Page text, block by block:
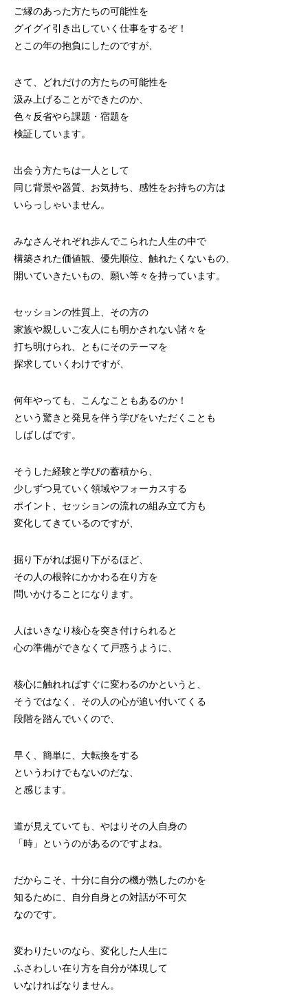
ご縁のあった方たちの可能性を
グイグイ引き出していく仕事をするぞ！
とこの年の抱負にしたのですが、
さて、どれだけの方たちの可能性を
汲み上げることができたのか、
色々反省やら課題・宿題を
検証しています。
出会う方たちは一人として
同じ背景や器質、お気持ち、感性をお持ちの方は
いらっしゃいません。
みなさんそれぞれ歩んでこられた人生の中で
構築された価値観、優先順位、触れたくないもの、
開いていきたいもの、願い等々を持っています。
セッションの性質上、その方の
家族や親しいご友人にも明かされない諸々を
打ち明けられ、ともにそのテーマを
探求していくわけですが、
何年やっても、こんなこともあるのか！
という驚きと発見を伴う学びをいただくことも
しばしばです。
そうした経験と学びの蓄積から、
少しずつ見ていく領域やフォーカスする
ポイント、セッションの流れの組み立て方も
変化してきているのですが、
掘り下がれば掘り下がるほど、
その人の根幹にかかわる在り方を
問いかけることになります。
人はいきなり核心を突き付けられると
心の準備ができなくて戸惑うように、
核心に触れればすぐに変わるのかというと、
そうではなく、その人の心が追い付いてくる
段階を踏んでいくので、
早く、簡単に、大転換をする
というわけでもないのだな、
と感じます。
道が見えていても、やはりその人自身の
「時」というのがあるのですよね。
だからこそ、十分に自分の機が熟したのかを
知るために、自分自身との対話が不可欠
なのです。
変わりたいのなら、変化した人生に
ふさわしい在り方を自分が体現して
いなければなりません。